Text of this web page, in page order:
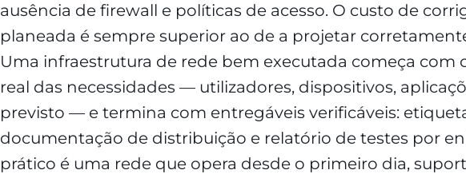
ausência de firewall e políticas de acesso. O custo de
planeada é sempre superior ao de a projetar
Uma infraestrutura de rede bem executada começa com
real das necessidades — utilizadores, dispositivos,
previsto — e termina com entregáveis verificáveis:
documentação de distribuição e relatório de testes por
prático é uma rede que opera desde o primeiro dia,